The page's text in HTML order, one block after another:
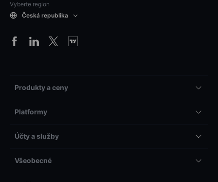
Vyberte region
Česká republika
Produkty a ceny
Platformy
Účty a služby
Všeobecné